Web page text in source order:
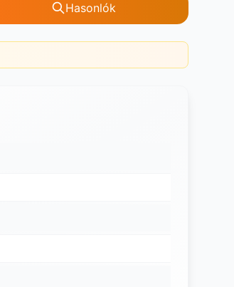
Hasonlók